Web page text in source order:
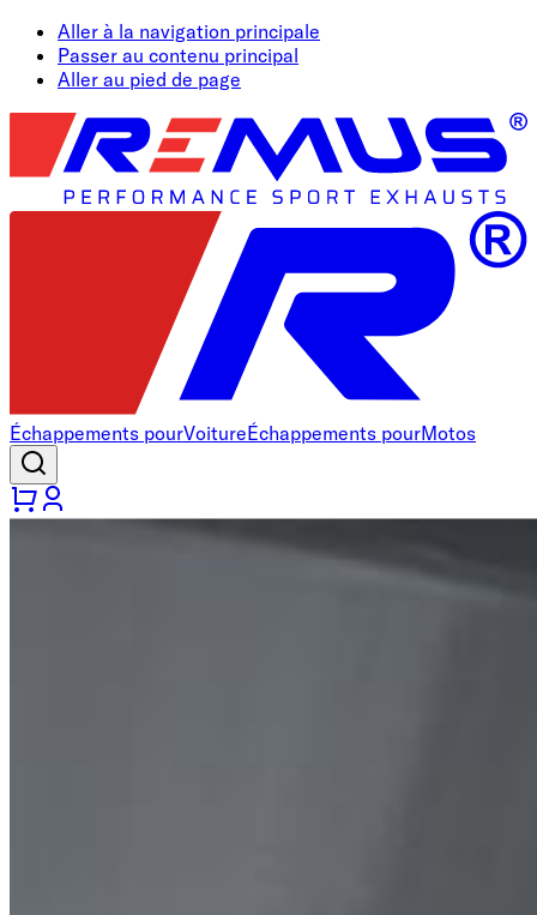
Aller à la navigation principale
Passer au contenu principal
Aller au pied de page
Échappements pourVoitureÉchappements pourMotos